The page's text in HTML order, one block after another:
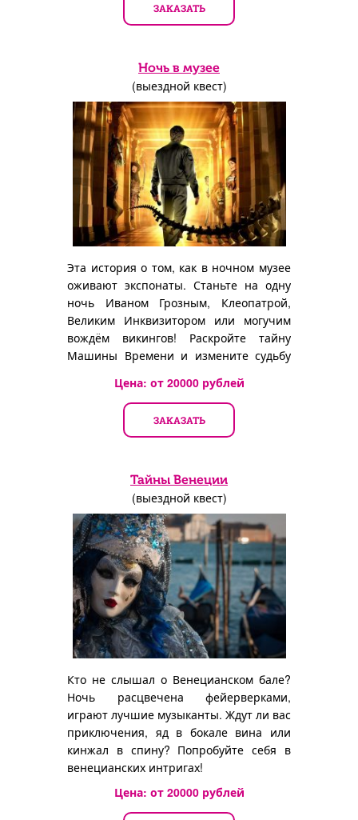
ЗАКАЗАТЬ
Ночь в музее
(выездной квест)
Эта история о том, как в ночном музее
оживают экспонаты. Станьте на одну
ночь Иваном Грозным, Клеопатрой,
Великим Инквизитором или могучим
вождём викингов! Раскройте тайну
Машины Времени и измените судьбу
Цена: от 20000рублей
ЗАКАЗАТЬ
Тайны Венеции
(выездной квест)
Кто не слышал о Венецианском бале?
Ночь расцвечена фейерверками,
играют лучшие музыканты. Ждут ли вас
приключения, яд в бокале вина или
кинжал в спину? Попробуйте себя в
венецианских интригах!
Цена: от 20000рублей